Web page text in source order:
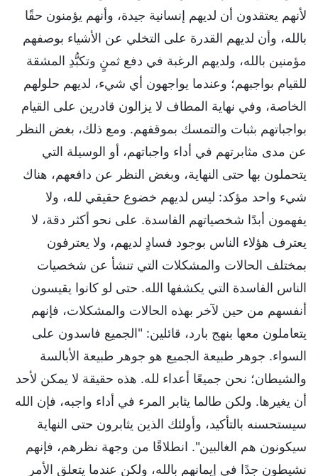
لأنهم يعتقدون أن لديهم إنسانية جيدة، وأنهم يؤمنون حقًا
بالله، وأن لديهم القدرة على التخلي عن الأشياء بوصفهم
مؤمنين بالله، ولديهم الرغبة في دفع ثمنٍ وتكبُّدِ المشقة
للقيام بواجبهم؛ وعندما يواجهون أي شيء، لديهم حلولهم
الخاصة، وفي نهاية المطاف لا يزالون قادرين على القيام
بواجباتهم بثبات والتمسك بموقفهم. ومع ذلك، بغض النظر
عن مدى مثابرتهم في أداء واجباتهم، أو الوسيلة التي
يتحملون بها حتى النهاية، وبغض النظر عن دافعهم، هناك
شيء واحد مؤكد: ليس لديهم خضوع حقيقي لله، ولا
يفهمون أبدًا شخصياتهم الفاسدة. على نحو أكثر دقة، لا
يعترف هؤلاء الناس بوجود فسادٍ لديهم، ولا يعترفون
بمختلف الحالات والمشكلات التي تنشأ عن شخصيات
الناس الفاسدة التي يكشفها الله. حتى لو كانوا يقيسون
أنفسهم من حين لآخر بهذه الحالات والمشكلات، فإنهم
يتعاملون معها بنهج بارد، قائلين: "الجميع فاسدون على
السواء. جوهر طبيعة الجميع هو جوهر طبيعة الأبالسة
والشيطان؛ نحن جميعًا أعداء لله. هذه حقيقة لا يمكن لأحد
أن يغيرها. ولكن طالما يثابر المرء في أداء واجبه، فإن الله
سيستحسنه بالتأكيد، وأولئك الذين يثابرون حتى النهاية
سيكونون هم الغالبين". انطلاقًا من وجهة نظرهم، فإنهم
نشيطون جدًا في إيمانهم بالله، ولكن عندما يتعلق الأمر